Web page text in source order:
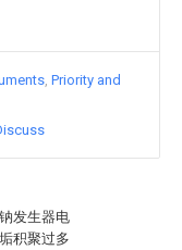
发生器电
积聚过多
Priority and